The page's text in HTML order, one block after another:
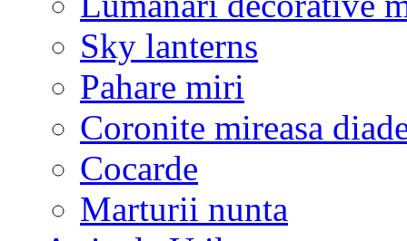
Sky lanterns
Pahare miri
Coronite mireasa
Cocarde
Marturii nunta